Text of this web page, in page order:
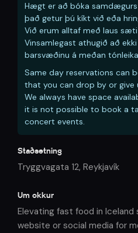
Hægt er að bóka samdægurs
það getur þú kíkt við eða
Við erum alltaf með laus
Vinsamlegast athugið að
barsvæðinu á meðan
Same day reservations can
that you can drop by or give
We always have space
it is not possible to book a
concert events.
Staðsetning
Tryggvagata 12, Reykjavík
Um okkur
Elevating fast food in Iceland
website or social media for